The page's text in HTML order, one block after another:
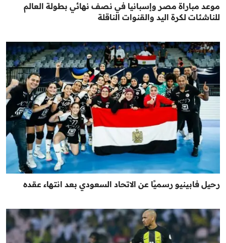
موعد مباراة مصر وإسبانيا في نصف نهائي بطولة العالم
للناشئات لكرة اليد والقنوات الناقلة
رحيل فابينيو رسميًا عن الاتحاد السعودي بعد انتهاء عقده